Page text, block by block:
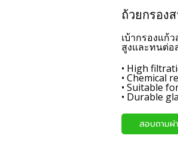
ถ้วยกรอง
เบ้ากรองแก้
สูงและทนต่อ
• High
• Chemical
• Suitable
• Durable
สอบถามผ่